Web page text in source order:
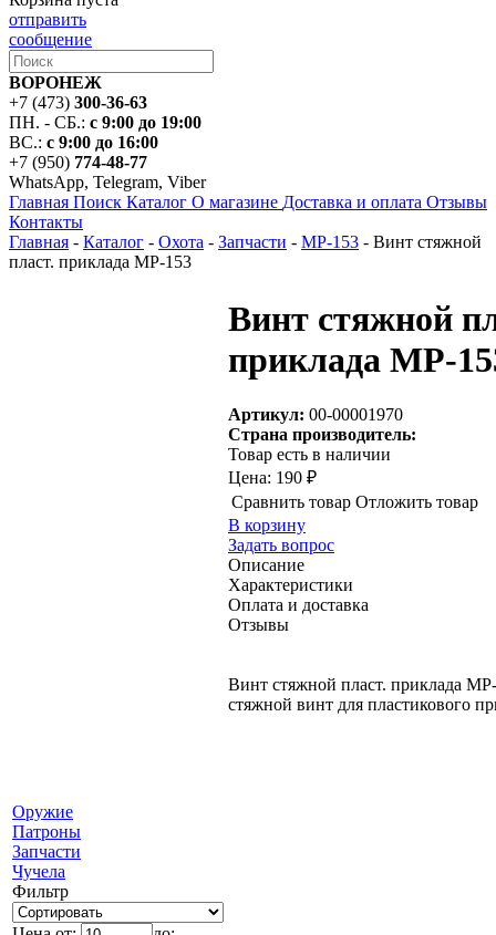
отправить
сообщение
ВОРОНЕЖ
+7 (473) 300-36-63
ПН. - СБ.: с 9:00 до 19:00
ВС.: с 9:00 до 16:00
+7 (950) 774-48-77
WhatsApp, Telegram, Viber
Главная Поиск Каталог О магазине Доставка и оплата Отзывы
Контакты
Главная - Каталог - Охота - Запчасти - МР-153 - Винт стяжной
пласт. приклада МР-153
Оружие
Патроны
Запчасти
Чучела
Фильтр
Винт стяжной
приклада МР-
Артикул: 00-00001970
Страна производитель:
Товар есть в наличии
Цена: 190 ₽
Сравнить товар Отложить товар
В корзину
Задать вопрос
Описание
Характеристики
Оплата и доставка
Отзывы
Винт стяжной пласт. приклада
стяжной винт для пластикового